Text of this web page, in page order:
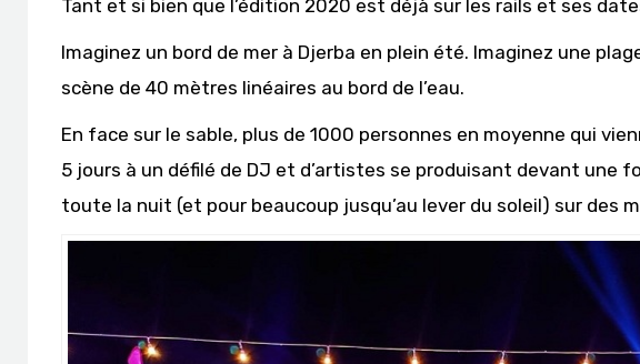
Tant et si bien que l’édition 2020 est déjà sur les rails et ses
Imaginez un bord de mer à Djerba en plein été. Imaginez une
scène de 40 mètres linéaires au bord de l’eau.
En face sur le sable, plus de 1000 personnes en moyenne qui
5 jours à un défilé de DJ et d’artistes se produisant devant une
toute la nuit (et pour beaucoup jusqu’au lever du soleil) sur des